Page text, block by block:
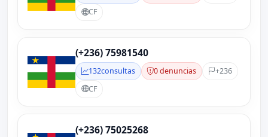
CF
(+236) 75981540
132consultas 0 denuncias
+236
CF
(+236) 75025268